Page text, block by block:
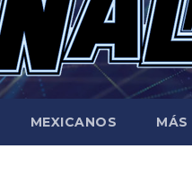
MEXICANOS MÁS